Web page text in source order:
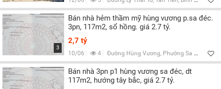
3
Bán nhà hẻm thầm mỹ hùng vương p.sa đéc.
3pn, 117m2, sổ hồng. giá 2.7 tỷ.
2,7 tỷ
10/06 4 Đường Hùng Vương, Phường Sa Đéc, Đồng Tháp
Bán nhà 3pn p1 hùng vương sa đéc, dt
117m2, hướng tây bắc, giá 2.7 tỷ.